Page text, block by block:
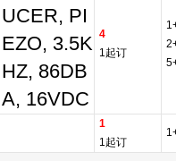
UCER, PI
EZO, 3.5K
HZ, 86DB
A, 16VDC
4
1起订
1
1起订